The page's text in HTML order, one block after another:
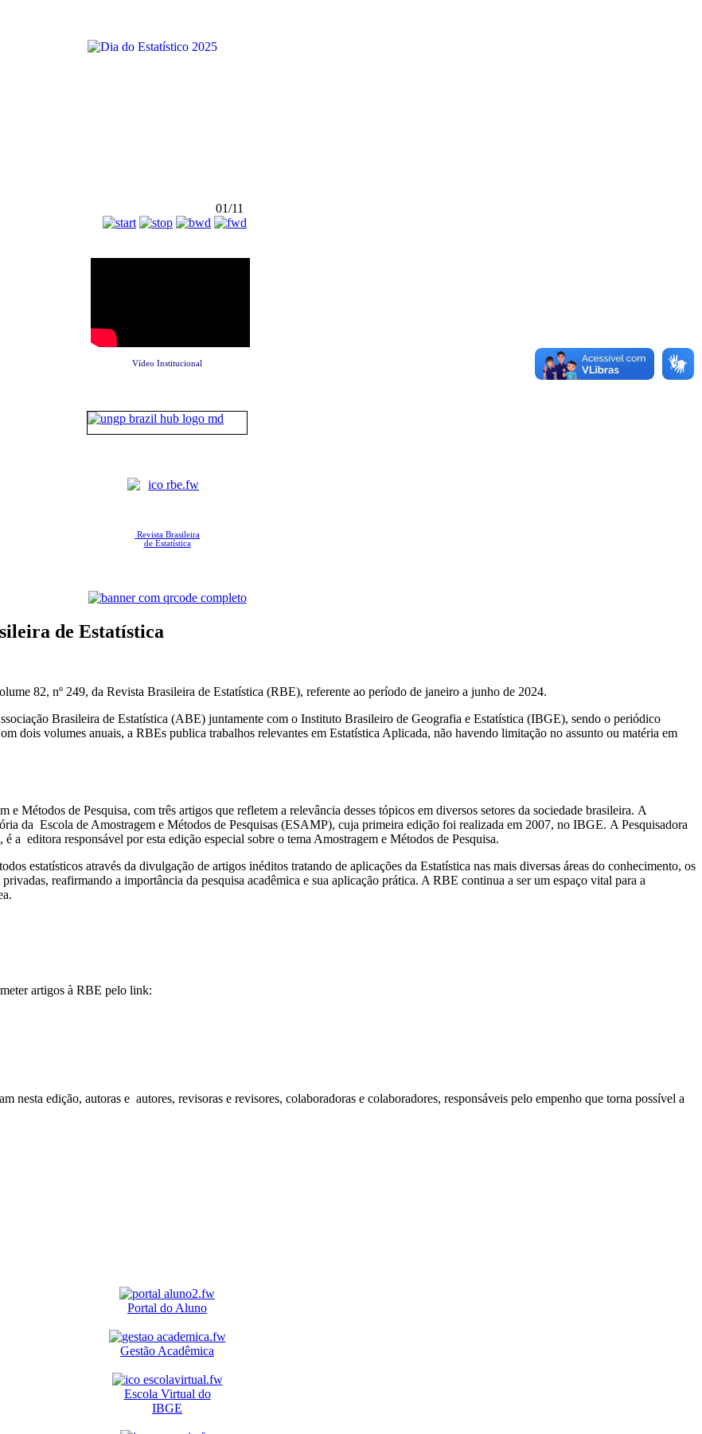
01/11
Vídeo Institucional
Revista Brasileira
de Estatística
de Estatística
82, nº 249, da Revista Brasileira de Estatística (RBE), referente ao período de janeiro a junho de 2024.
Brasileira de Estatística (ABE) juntamente com o Instituto Brasileiro de Geografia e Estatística (IBGE), sendo o periódico
dois volumes anuais, a RBEs publica trabalhos relevantes em Estatística Aplicada, não havendo limitação no assunto ou matéria em
e Métodos de Pesquisa, com três artigos que refletem a relevância desses tópicos em diversos setores da sociedade brasileira. A
da Escola de Amostragem e Métodos de Pesquisas (ESAMP), cuja primeira edição foi realizada em 2007, no IBGE. A Pesquisadora
editora responsável por esta edição especial sobre o tema Amostragem e Métodos de Pesquisa.
estatísticos através da divulgação de artigos inéditos tratando de aplicações da Estatística nas mais diversas áreas do conhecimento, os
reafirmando a importância da pesquisa acadêmica e sua aplicação prática. A RBE continua a ser um espaço vital para a
artigos à RBE pelo link:
nesta edição, autoras e autores, revisoras e revisores, colaboradoras e colaboradores, responsáveis pelo empenho que torna possível a
Portal do Aluno
Gestão Acadêmica
Escola Virtual do
IBGE